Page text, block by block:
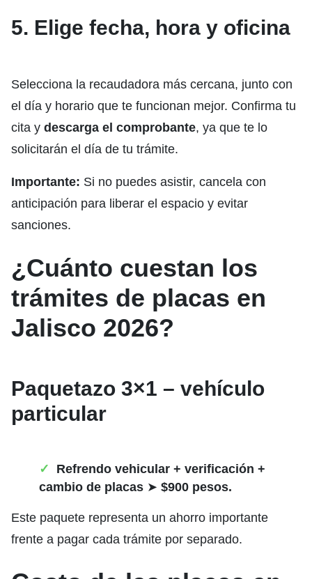
5. Elige fecha, hora y oficina
Selecciona la recaudadora más cercana, junto con
el día y horario que te funcionan mejor. Confirma tu
cita y descarga el comprobante, ya que te lo
solicitarán el día de tu trámite.
Importante: Si no puedes asistir, cancela con
anticipación para liberar el espacio y evitar
sanciones.
¿Cuánto cuestan los
trámites de placas en
Jalisco 2026?
Paquetazo 3×1 – vehículo
particular
Refrendo vehicular + verificación +
cambio de placas ➤ $900 pesos.
Este paquete representa un ahorro importante
frente a pagar cada trámite por separado.